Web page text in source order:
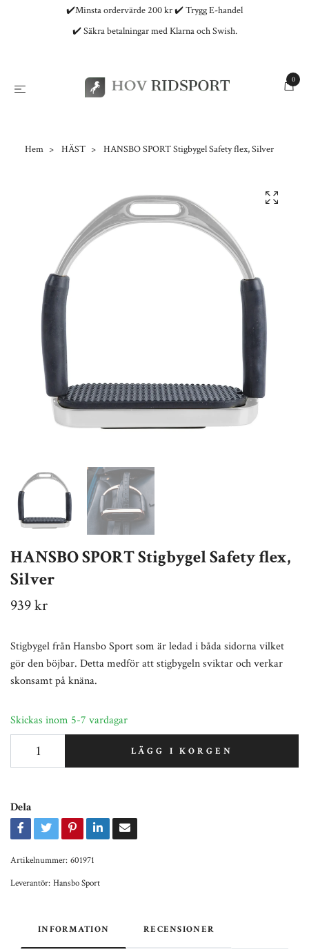
✔️Minsta ordervärde 200 kr ✔️ Trygg E-handel
✔️ Säkra betalningar med Klarna och Swish.
0
Hem HÄST HANSBO SPORT Stigbygel Safety flex, Silver
HANSBO SPORT Stigbygel Safety flex,
Silver
939 kr
Stigbygel från Hansbo Sport som är ledad i båda sidorna vilket
gör den böjbar. Detta medför att stigbygeln sviktar och verkar
skonsamt på knäna.
Skickas inom 5-7 vardagar
LÄGG I KORGEN
Dela
Artikelnummer: 601971
Leverantör: Hansbo Sport
INFORMATION RECENSIONER